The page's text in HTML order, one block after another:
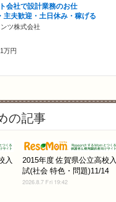
会社で設計業務のお仕
夫歓迎・土日休み・稼げる
ツ株式会社
万円
の記事
入
2015年度 佐賀県公立高校入
試(社会 特色・問題)11/14
2026.8.7 Fri 19:42